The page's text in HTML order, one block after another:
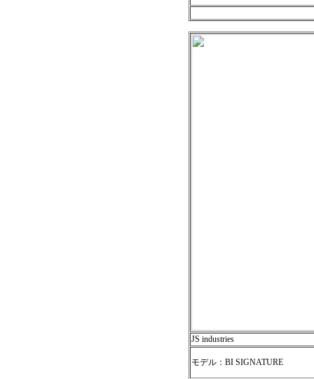
JS industries
モデル：BI SIGNATURE